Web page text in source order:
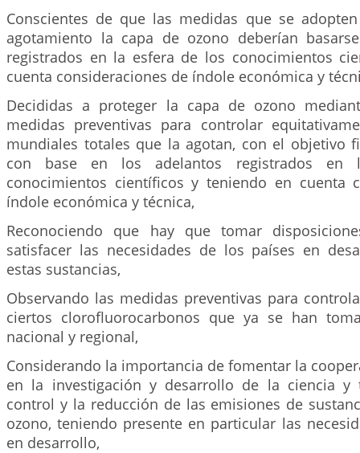
Conscientes de que las medidas que se
agotamiento la capa de ozono deberían
registrados en la esfera de los conocimientos
cuenta consideraciones de índole económica y
Decididas a proteger la capa de ozono
medidas preventivas para controlar
mundiales totales que la agotan, con el objetivo
con base en los adelantos registrados
conocimientos científicos y teniendo en cuenta
índole económica y técnica,
Reconociendo que hay que tomar
satisfacer las necesidades de los países en
estas sustancias,
Observando las medidas preventivas para
ciertos clorofluorocarbonos que ya se han
nacional y regional,
Considerando la importancia de fomentar la
en la investigación y desarrollo de la ciencia y
control y la reducción de las emisiones de
ozono, teniendo presente en particular las
en desarrollo,